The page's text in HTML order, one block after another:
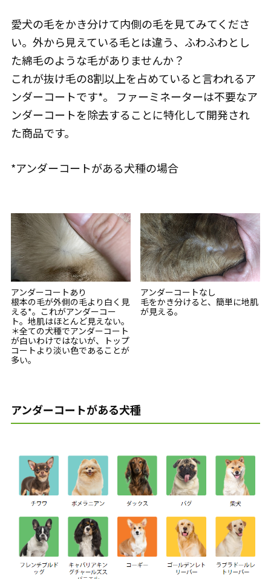
愛犬の毛をかき分けて内側の毛を見てみてくださ
い。外から見えている毛とは違う、ふわふわとし
た綿毛のような毛がありませんか？
これが抜け毛の8割以上を占めていると言われるア
ンダーコートです*。 ファーミネーターは不要なア
ンダーコートを除去することに特化して開発され
た商品です。
*アンダーコートがある犬種の場合
アンダーコートあり
根本の毛が外側の毛より白く見
える*。これがアンダーコー
ト。地肌はほとんど見えない。
＊全ての犬種でアンダーコート
が白いわけではないが、トップ
コートより淡い色であることが
多い。
アンダーコートなし
毛をかき分けると、簡単に地肌
が見える。
アンダーコートがある犬種